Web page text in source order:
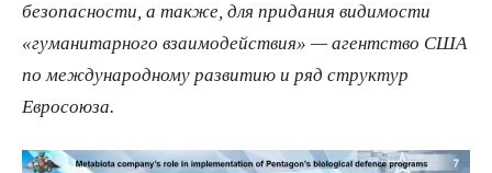
безопасности, а также, для придания видимости
«гуманитарного взаимодействия» — агентство США
по международному развитию и ряд структур
Евросоюза.